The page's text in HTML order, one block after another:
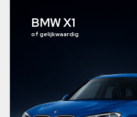
BMW X1
of gelijkwaardig